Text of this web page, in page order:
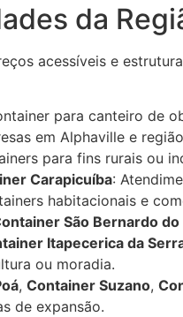
da
acessíveis e
para canteiro de
em Alphaville e
para fins rurais ou
Carapicuíba:
habitacionais e
São Bernardo do
Itapecerica da
ou moradia.
, Container Suzano,
de expansão.